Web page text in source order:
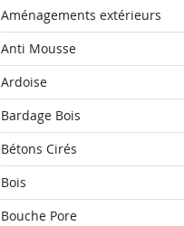
Aménagements extérieurs
Anti Mousse
Ardoise
Bardage Bois
Bétons Cirés
Bois
Bouche Pore